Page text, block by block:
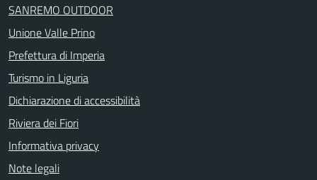
SANREMO OUTDOOR
Unione Valle Prino
Prefettura di Imperia
Turismo in Liguria
Dichiarazione di accessibilità
Riviera dei Fiori
Informativa privacy
Note legali